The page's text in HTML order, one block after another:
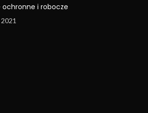
ochronne i robocze